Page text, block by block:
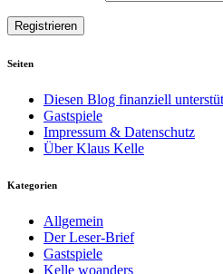
Seiten
Diesen Blog finanziell
Gastspiele
Impressum & Datenschutz
Über Klaus Kelle
Kategorien
Allgemein
Der Leser-Brief
Gastspiele
Kelle woanders